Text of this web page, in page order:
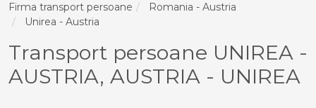
Firma transport persoane
Romania - Austria
Unirea - Austria
Transport persoane UNIREA -
AUSTRIA, AUSTRIA - UNIREA